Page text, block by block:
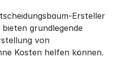
Ersteller
bieten grundlegende
von
Kosten helfen können.